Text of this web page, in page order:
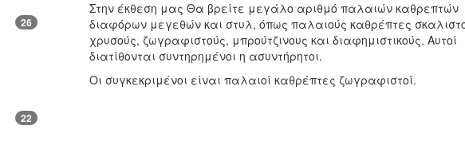
26
22
Στην έκθεση μας Θα βρείτε μεγάλο αριθμό παλαιών καθρεπτών
διαφόρων μεγεθών και στυλ, όπως παλαιούς καθρέπτες
χρυσούς, ζωγραφιστούς, μπρούτζινους και διαφημιστικούς. Αυτοί
διατίθονται συντηρημένοι η ασυντήρητοι.
Οι συγκεκριμένοι είναι παλαιοί καθρέπτες ζωγραφιστοί.